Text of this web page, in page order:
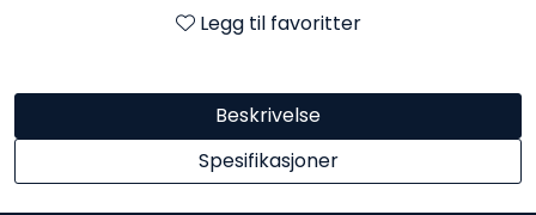
Legg til favoritter
Beskrivelse
Spesifikasjoner